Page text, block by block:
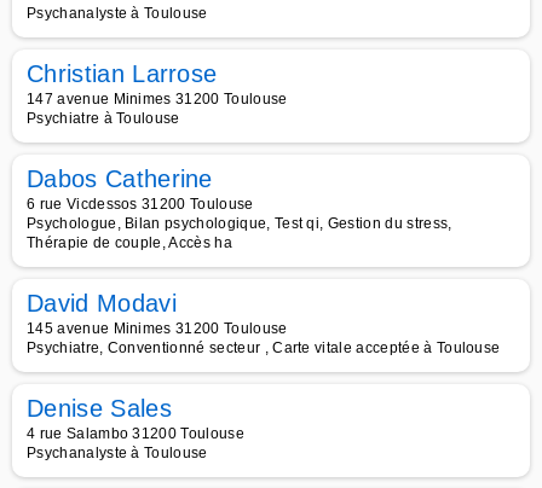
Psychanalyste à Toulouse
Christian Larrose
147 avenue Minimes 31200 Toulouse
Psychiatre à Toulouse
Dabos Catherine
6 rue Vicdessos 31200 Toulouse
Psychologue, Bilan psychologique, Test qi, Gestion du stress,
Thérapie de couple, Accès ha
David Modavi
145 avenue Minimes 31200 Toulouse
Psychiatre, Conventionné secteur , Carte vitale acceptée à Toulouse
Denise Sales
4 rue Salambo 31200 Toulouse
Psychanalyste à Toulouse